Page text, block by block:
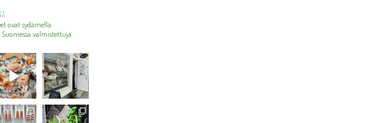
ovat sydämellä
valmistettuja.